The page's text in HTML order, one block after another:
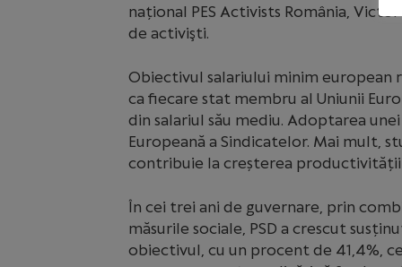
național PES Activists România,
de activişti.
Obiectivul salariului minim european
ca fiecare stat membru al Uniunii
din salariul său mediu. Adoptarea
Europeană a Sindicatelor. Mai mult,
contribuie la creșterea
În cei trei ani de guvernare, prin
măsurile sociale, PSD a crescut
obiectivul, cu un procent de 41,4%,